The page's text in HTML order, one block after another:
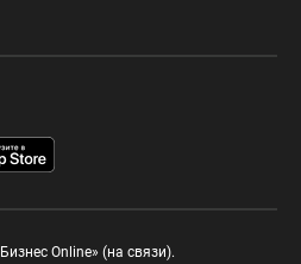
Online» (на связи).